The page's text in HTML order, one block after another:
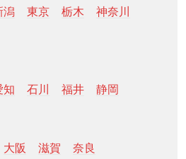
潟 東京 栃木
神奈川
知 石川 福井 静岡
大阪 滋賀 奈良